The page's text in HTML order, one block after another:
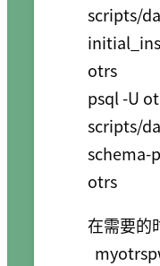
scripts/
otrs
psql -U
scripts/
schema-
在需要的